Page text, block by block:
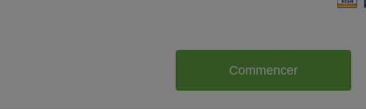
Commencer